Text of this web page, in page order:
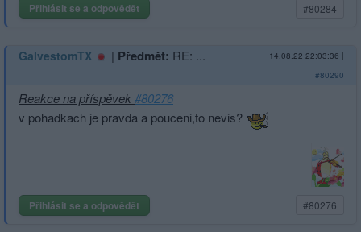
Přihlásit se a odpovědět #80284
GalvestomTX | Předmět: RE: ... 14.08.22 22:03:36 |
#80290
Reakce na příspěvek#80276
v pohadkach je pravda a pouceni,to nevis?
Přihlásit se a odpovědět #80276